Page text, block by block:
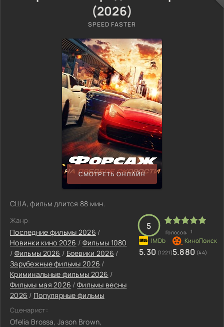
(2026)
SPEED FASTER
СМОТРЕТЬ ОНЛАЙН
США, фильм длится 88 мин.
Жанр:
Последние фильмы 2026 /
Новинки кино 2026 / Фильмы 1080
/ Фильмы 2026 / Боевики 2026 /
Зарубежные фильмы 2026 /
Криминальные фильмы 2026 /
Фильмы мая 2026 /Фильмы весны
2026 / Популярные фильмы
Сценарист:
Ofelia Brossa, Jason Brown,
5
Голосов: 1
5.30 (1221)5.880 (44)